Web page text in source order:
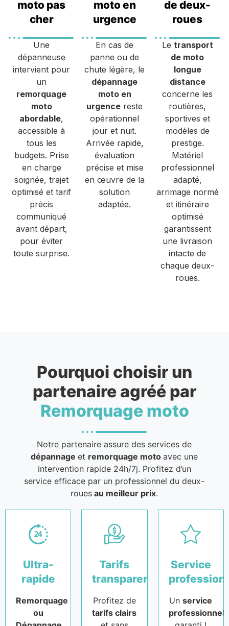
moto pas
cher
Une
dépanneuse
intervient pour
un
remorquage
moto
abordable,
accessible à
tous les
budgets. Prise
en charge
soignée, trajet
optimisé et tarif
précis
communiqué
avant départ,
pour éviter
toute surprise.
moto en
urgence
En cas de
panne ou de
chute légère, le
dépannage
moto en
urgence reste
opérationnel
jour et nuit.
Arrivée rapide,
évaluation
précise et mise
en œuvre de la
solution
adaptée.
de deux-
roues
Le transport
de moto
longue
distance
concerne les
routières,
sportives et
modèles de
prestige.
Matériel
professionnel
adapté,
arrimage normé
et itinéraire
optimisé
garantissent
une livraison
intacte de
chaque deux-
roues.
Pourquoi choisir un
partenaire agréé par
Remorquage moto
Notre partenaire assure des services de
dépannageet remorquage motoavec une
intervention rapide 24h/7j. Profitez d’un
service efficace par un professionnel du deux-
roues au meilleur prix.
Ultra-
rapide
Remorquage
ou
Tarifs
transparents
Profitez de
tarifs clairs
Service
Unservice
professionnel